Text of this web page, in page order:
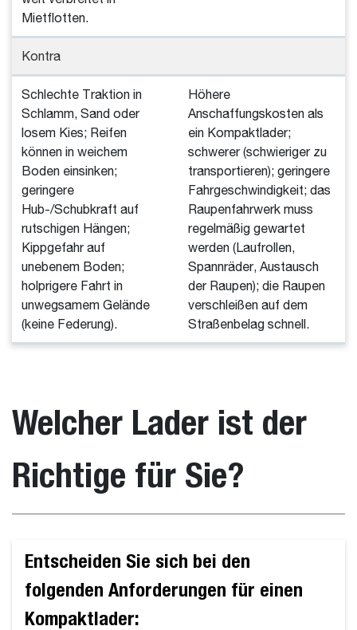
Mietflotten.
Kontra
Schlechte Traktion in
Schlamm, Sand oder
losem Kies; Reifen
können in weichem
Boden einsinken;
geringere
Hub-/Schubkraft auf
rutschigen Hängen;
Kippgefahr auf
unebenem Boden;
holprigere Fahrt in
unwegsamem Gelände
(keine Federung).
Höhere
Anschaffungskosten als
ein Kompaktlader;
schwerer (schwieriger zu
transportieren); geringere
Fahrgeschwindigkeit; das
Raupenfahrwerk muss
regelmäßig gewartet
werden (Laufrollen,
Spannräder, Austausch
der Raupen); die Raupen
verschleißen auf dem
Straßenbelag schnell.
Welcher Lader ist der
Richtige für Sie?
Entscheiden Sie sich bei den
folgenden Anforderungen für einen
Kompaktlader: